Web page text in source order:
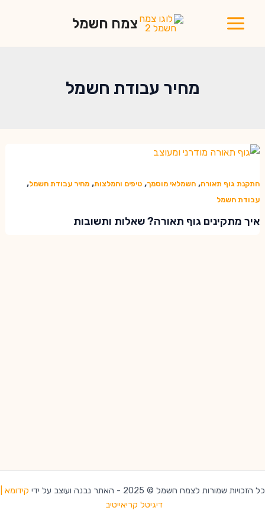
צמח חשמל
מחיר עבודת חשמל
התקנת גוף תאורה, חשמלאי מוסמך, טיפים והמלצות, מחיר עבודת חשמל,
עבודת חשמל
איך מתקינים גוף תאורה? שאלות ותשובות
כל הזכויות שמורות לצמח חשמל © 2025 - האתר נבנה ועוצב על ידי
קידומא |
דיגיטל קריאייטיב